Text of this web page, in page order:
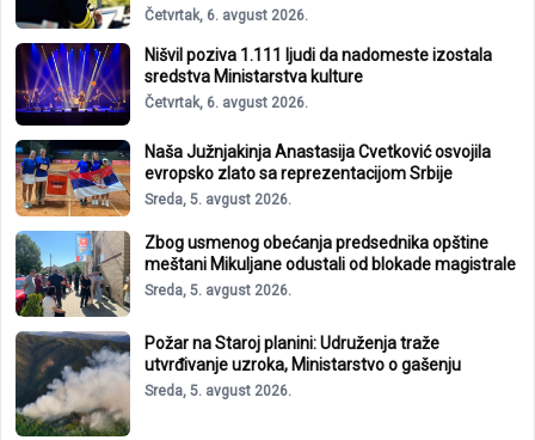
Četvrtak, 6. avgust 2026.
Nišvil poziva 1.111 ljudi da nadomeste izostala
sredstva Ministarstva kulture
Četvrtak, 6. avgust 2026.
Naša Južnjakinja Anastasija Cvetković osvojila
evropsko zlato sa reprezentacijom Srbije
Sreda, 5. avgust 2026.
Zbog usmenog obećanja predsednika opštine
meštani Mikuljane odustali od blokade magistrale
Sreda, 5. avgust 2026.
Požar na Staroj planini: Udruženja traže
utvrđivanje uzroka, Ministarstvo o gašenju
Sreda, 5. avgust 2026.